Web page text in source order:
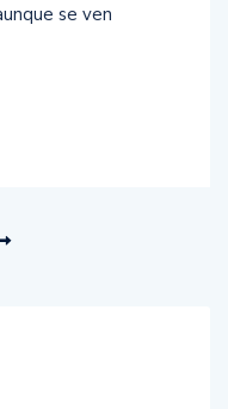
se ven